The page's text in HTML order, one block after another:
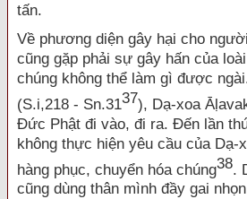
tấn.
Về phương diện gây hại cho
cũng gặp phải sự gây hấn của
chúng không thể làm gì được
(S.i,218 - Sn.3137), Dạ-xoa
Đức Phật đi vào, đi ra. Đến lần
không thực hiện yêu cầu của Dạ-
hàng phục, chuyển hóa chúng38.
cũng dùng thân mình đầy gai